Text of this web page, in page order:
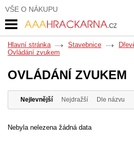
VŠE O NÁKUPU
Hlavní stránka Stavebnice
Ovládání zvukem
OVLÁDÁNÍ ZVUKEM
Nejlevnější Nejdražší Dle názvu
Nebyla nelezena žádná data